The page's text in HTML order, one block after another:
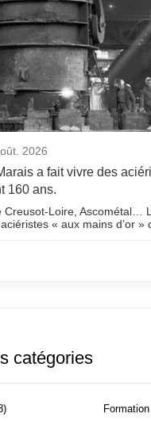
2026
a fait vivre des
160 ans.
Creusot-Loire, Ascométal…
« aux mains d’or
catégories
Formation